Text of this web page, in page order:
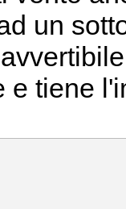
un
e tiene